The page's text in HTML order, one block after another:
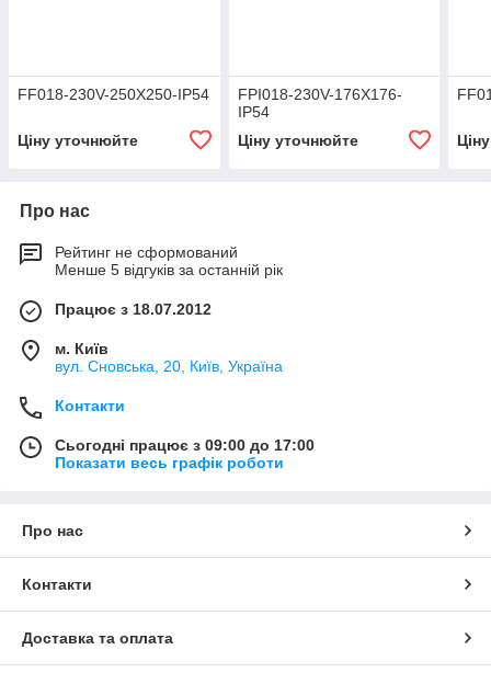
FF018-230V-250X250-IP54
Ціну уточнюйте
FPI018-230V-176X176-
IP54
Ціну уточнюйте
Про нас
Рейтинг не сформований
Менше 5 відгуків за останній рік
Працює з 18.07.2012
м. Київ
вул. Сновська, 20, Київ, Україна
Контакти
Сьогодні працює з 09:00 до 17:00
Показати весь графік роботи
Про нас
Контакти
Доставка та оплата